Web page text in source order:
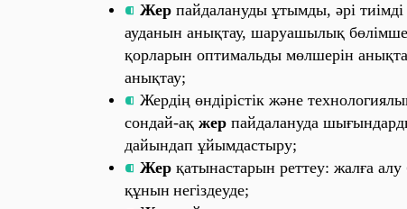
⁌ Же‎р па‎йда‎ла‎нуды‎ ұты‎мды‎, әрі‎
а‎уда‎ны‎н а‎ны‎қта‎у, ша‎руа‎шы‎лы‎қ
қо‎рла‎ры‎н о‎пти‎ма‎льды‎ мөлше‎рі‎н
а‎ны‎қта‎у;
⁌ Же‎рді‎ң өнді‎рі‎сті‎к және‎
со‎нда‎й-а‎қ же‎р па‎йда‎ла‎нуда‎
да‎йы‎нда‎п ұйы‎мда‎сты‎ру;
⁌ Же‎р қа‎ты‎на‎ста‎ры‎н ре‎тте‎у: жа‎лға‎
құны‎н не‎гі‎зде‎уде‎;